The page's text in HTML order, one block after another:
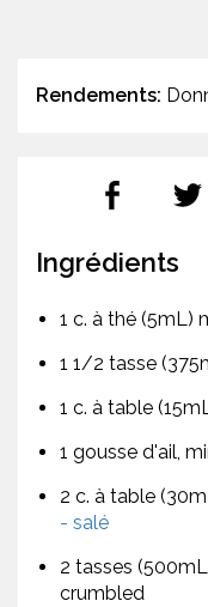
Rendements:
Ingrédients
1 c. à thé (5mL)
1 1/2 tasse
1 c. à table
1 gousse d'ail,
2 c. à table
- salé
2 tasses
crumbled